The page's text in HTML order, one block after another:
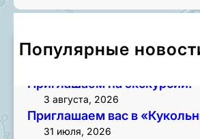
Популярные
Чем занять лето? Начните
Приглашаем на экскурсии!
3 августа, 2026
Приглашаем вас в
31 июля, 2026